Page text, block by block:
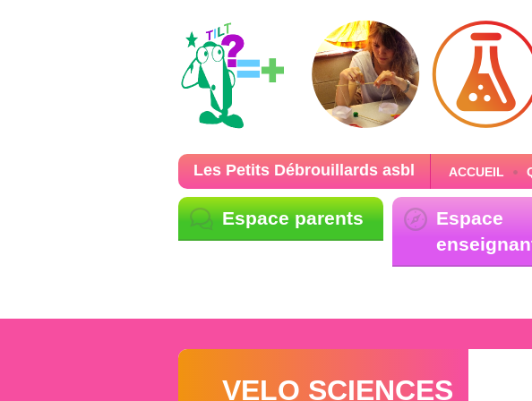
Les Petits Débrouillards asbl ACCUEIL
Espace parents
Espace
VELO SCIENCES